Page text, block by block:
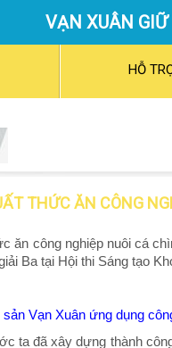
VẠN XUÂN
HỖ
THỨC ĂN CÔNG
ăn công nghiệp nuôi cá
Ba tại Hội thi Sáng tạo
Vạn Xuân ứng dụng
ta đã xây dựng thành